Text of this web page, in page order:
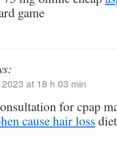
game
at 18 h 03 min
for cpap
cause hair loss